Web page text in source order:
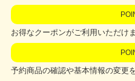
お得なクーポンがご利用いただけ
予約商品の確認や基本情報の変更